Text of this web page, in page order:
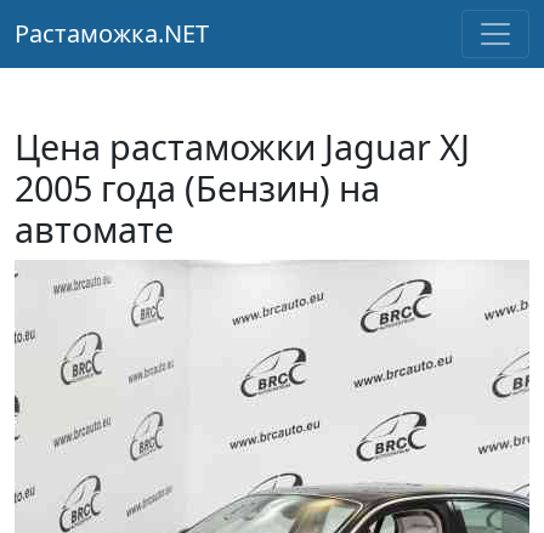
Растаможка.NET
Цена растаможки Jaguar XJ
2005 года (Бензин) на
автомате